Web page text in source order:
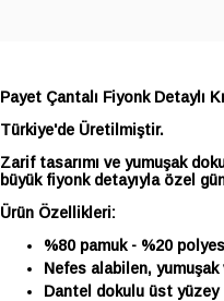
Payet Çantalı Fiyonk Detaylı
Türkiye'de Üretilmiştir.
Zarif tasarımı ve yumuşak
büyük fiyonk detayıyla özel
Ürün Özellikleri:
%80 pamuk - %20
Nefes alabilen, yumuşak
Dantel dokulu üst yüzey